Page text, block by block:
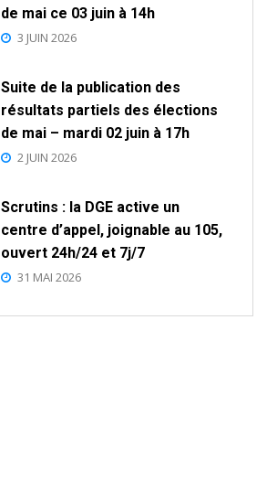
de mai ce 03 juin à 14h
3 JUIN 2026
Suite de la publication des
résultats partiels des élections
de mai – mardi 02 juin à 17h
2 JUIN 2026
Scrutins : la DGE active un
centre d’appel, joignable au 105,
ouvert 24h/24 et 7j/7
31 MAI 2026